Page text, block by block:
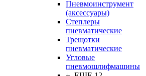
Пневмоинструмент
(аксессуары)
Степлеры
пневматические
Трещотки
пневматические
Угловые
пневмошлифмашины